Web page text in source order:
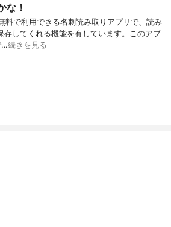
な！
料で利用できる名刺読み取りアプリで、読み
存してくれる機能を有しています。このアプ
…続きを見る